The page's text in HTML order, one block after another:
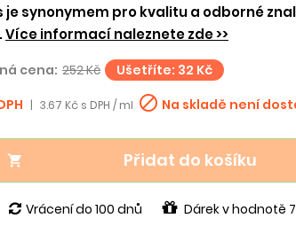
je synonymem pro kvalitu a odborné
Více informací naleznete zde >>
cena: 252 Kč Ušetříte: 32 Kč
| 3.67 Kč s DPH / ml  Na skladě není
 Přidat do košíku
Vrácení do 100 dnů Dárek v hodnotě